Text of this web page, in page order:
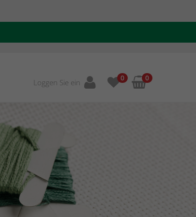
Loggen Sie ein 0 0